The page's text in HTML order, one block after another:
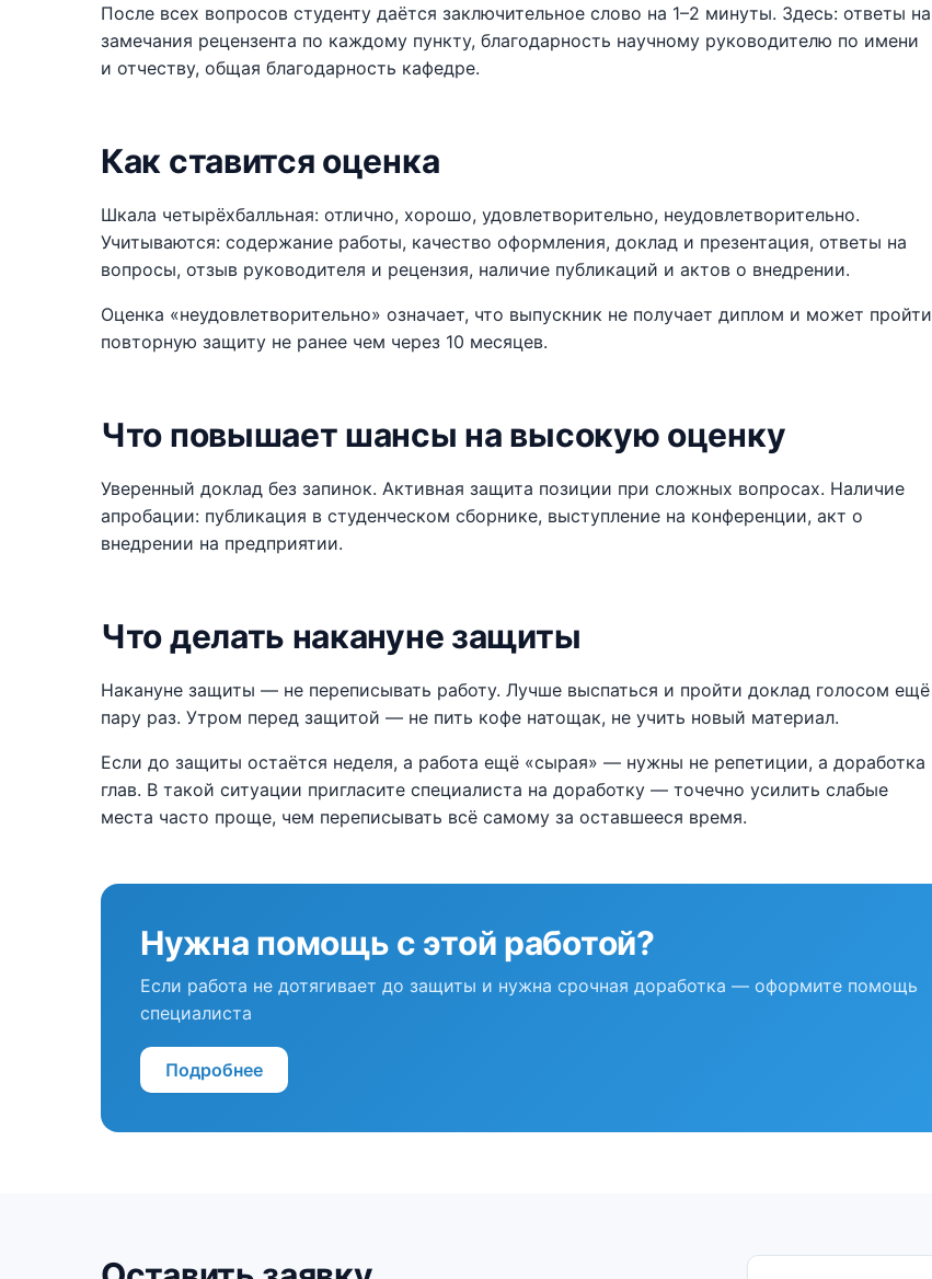
После всех вопросов студенту даётся заключительное слово на 1–2 минуты. Здесь: ответы на
замечания рецензента по каждому пункту, благодарность научному руководителю по имени
и отчеству, общая благодарность кафедре.
Как ставится оценка
Шкала четырёхбалльная: отлично, хорошо, удовлетворительно, неудовлетворительно.
Учитываются: содержание работы, качество оформления, доклад и презентация, ответы на
вопросы, отзыв руководителя и рецензия, наличие публикаций и актов о внедрении.
Оценка «неудовлетворительно» означает, что выпускник не получает диплом и может пройти
повторную защиту не ранее чем через 10 месяцев.
Что повышает шансы на высокую оценку
Уверенный доклад без запинок. Активная защита позиции при сложных вопросах. Наличие
апробации: публикация в студенческом сборнике, выступление на конференции, акт о
внедрении на предприятии.
Что делать накануне защиты
Накануне защиты — не переписывать работу. Лучше выспаться и пройти доклад голосом ещё
пару раз. Утром перед защитой — не пить кофе натощак, не учить новый материал.
Если до защиты остаётся неделя, а работа ещё «сырая» — нужны не репетиции, а доработка
глав. В такой ситуации пригласите специалиста на доработку — точечно усилить слабые
места часто проще, чем переписывать всё самому за оставшееся время.
Нужна помощь с этой работой?
Если работа не дотягивает до защиты и нужна срочная доработка — оформите помощь
специалиста
Подробнее